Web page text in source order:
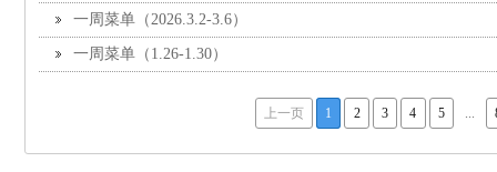
一周菜单（2026.3.2-3.6）
一周菜单（1.26-1.30）
上一页 1 2 3 4 5 ...